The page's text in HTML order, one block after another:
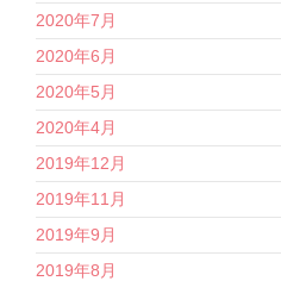
2020年7月
2020年6月
2020年5月
2020年4月
2019年12月
2019年11月
2019年9月
2019年8月